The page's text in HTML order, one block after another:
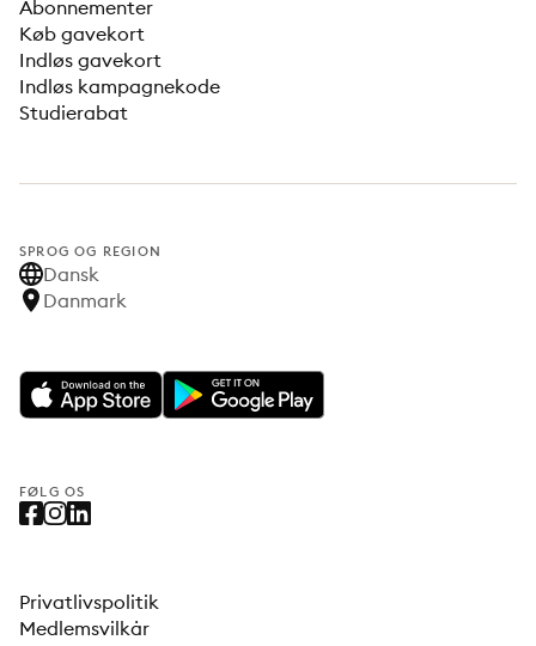
Abonnementer
Køb gavekort
Indløs gavekort
Indløs kampagnekode
Studierabat
SPROG OG REGION
Dansk
Danmark
FØLG OS
Privatlivspolitik
Medlemsvilkår